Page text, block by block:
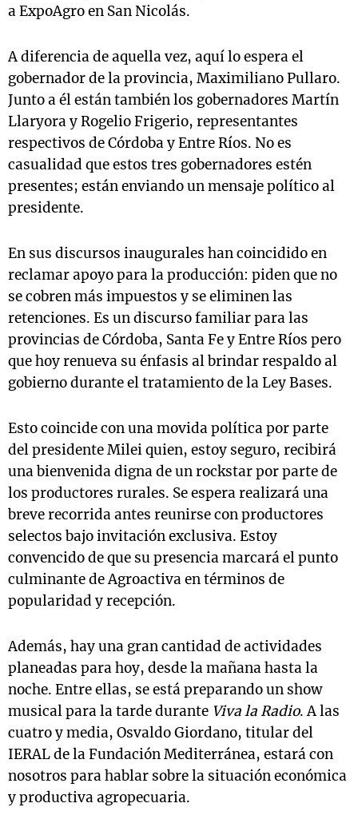
a ExpoAgro en San Nicolás.
A diferencia de aquella vez, aquí lo espera el
gobernador de la provincia, Maximiliano Pullaro.
Junto a él están también los gobernadores Martín
Llaryora y Rogelio Frigerio, representantes
respectivos de Córdoba y Entre Ríos. No es
casualidad que estos tres gobernadores estén
presentes; están enviando un mensaje político al
presidente.
En sus discursos inaugurales han coincidido en
reclamar apoyo para la producción: piden que no
se cobren más impuestos y se eliminen las
retenciones. Es un discurso familiar para las
provincias de Córdoba, Santa Fe y Entre Ríos pero
que hoy renueva su énfasis al brindar respaldo al
gobierno durante el tratamiento de la Ley Bases.
Esto coincide con una movida política por parte
del presidente Milei quien, estoy seguro, recibirá
una bienvenida digna de un rockstar por parte de
los productores rurales. Se espera realizará una
breve recorrida antes reunirse con productores
selectos bajo invitación exclusiva. Estoy
convencido de que su presencia marcará el punto
culminante de Agroactiva en términos de
popularidad y recepción.
Además, hay una gran cantidad de actividades
planeadas para hoy, desde la mañana hasta la
noche. Entre ellas, se está preparando un show
musical para la tarde durante Viva la Radio. A las
cuatro y media, Osvaldo Giordano, titular del
IERAL de la Fundación Mediterránea, estará con
nosotros para hablar sobre la situación económica
y productiva agropecuaria.